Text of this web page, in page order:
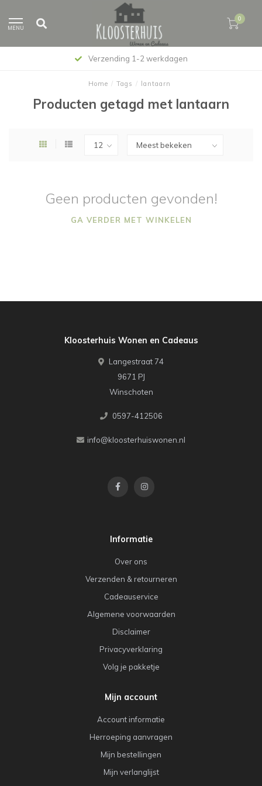
MENU
0
Verzending 1-2 werkdagen
Home / Tags / lantaarn
Producten getagd met lantaarn
Geen producten gevonden!
GA VERDER MET WINKELEN
Kloosterhuis Wonen en Cadeaus
Langestraat 74
9671 PJ
Winschoten
0597-412506
info@kloosterhuiswonen.nl
Informatie
Over ons
Verzenden & retourneren
Cadeauservice
Algemene voorwaarden
Disclaimer
Privacyverklaring
Volg je pakketje
Mijn account
Account informatie
Herroeping aanvragen
Mijn bestellingen
Mijn verlanglijst